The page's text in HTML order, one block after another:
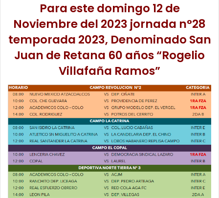
Para este domingo 12 de
Noviembre del 2023 jornada n°28
temporada 2023, Denominado San
Juan de Retana 60 años “Rogelio
Villafaña Ramos”